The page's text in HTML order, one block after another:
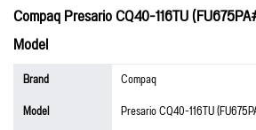
Compaq Presario CQ40-116TU
Model
Brand
Compaq
Model
Presario CQ40-116TU